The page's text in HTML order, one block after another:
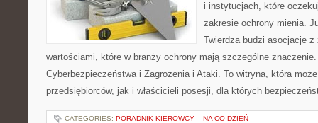
i instytucjach, które
zakresie ochrony mienia.
Twierdza budzi asocjacje
wartościami, które w branży ochrony mają szczególne
Cyberbezpieczeństwa i Zagrożenia i Ataki. To witryna, która
przedsiębiorców, jak i właścicieli posesji, dla których
CATEGORIES: PORADNIK KIEROWCY – NA CO DZIEŃ